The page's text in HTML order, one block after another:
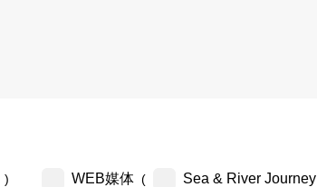
) WEB媒体 ( Sea & River Journey